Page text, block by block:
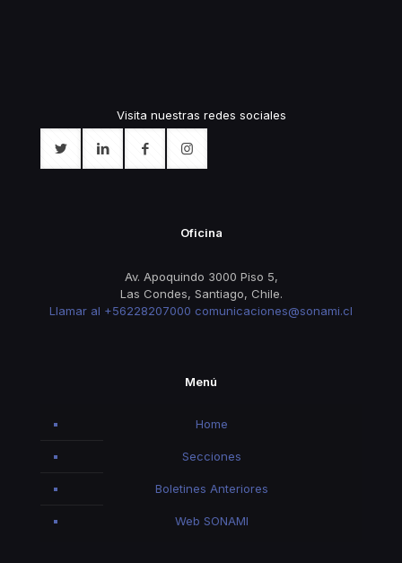
Visita nuestras redes sociales
Oficina
Av. Apoquindo 3000 Piso 5,
Las Condes, Santiago, Chile.
Llamar al +56228207000 comunicaciones@sonami.cl
Menú
Home
Secciones
Boletines Anteriores
Web SONAMI